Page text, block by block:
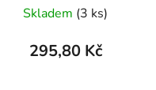
Skladem (3 ks)
295,80 Kč